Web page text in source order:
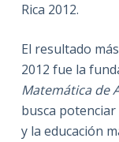
Rica 2012.
El resultado
2012 fue la
Matemática de
busca potenciar
y la educación